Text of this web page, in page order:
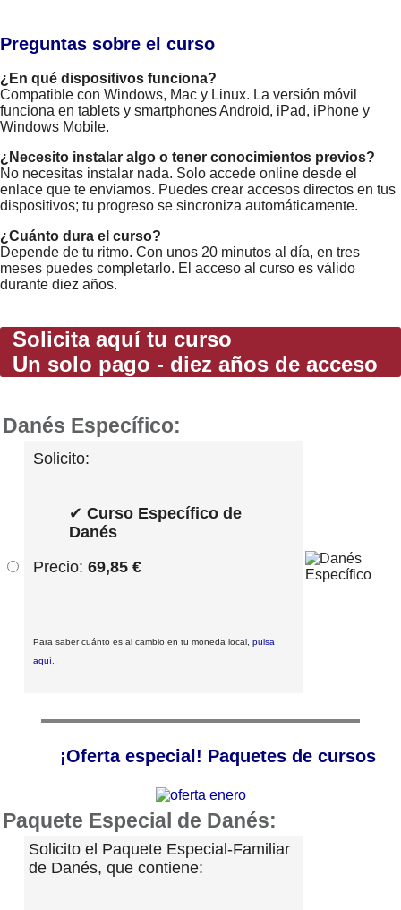
Preguntas sobre el curso
¿En qué dispositivos funciona?
Compatible con Windows, Mac y Linux. La versión móvil
funciona en tablets y smartphones Android, iPad, iPhone y
Windows Mobile.
¿Necesito instalar algo o tener conocimientos previos?
No necesitas instalar nada. Solo accede online desde el
enlace que te enviamos. Puedes crear accesos directos en tus
dispositivos; tu progreso se sincroniza automáticamente.
¿Cuánto dura el curso?
Depende de tu ritmo. Con unos 20 minutos al día, en tres
meses puedes completarlo. El acceso al curso es válido
durante diez años.
Solicita aquí tu curso
Un solo pago - diez años de acceso
Danés Específico:
Solicito:
✔ Curso Específico de
Danés
Precio: 69,85 €
Para saber cuánto es al cambio en tu moneda local, pulsa
aquí
¡Oferta especial! Paquetes de cursos
Paquete Especial de Danés:
Solicito el Paquete Especial-Familiar
de Danés, que contiene: